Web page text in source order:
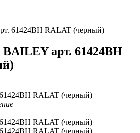
61424BH RALAT (черный)
арт. 61424BH